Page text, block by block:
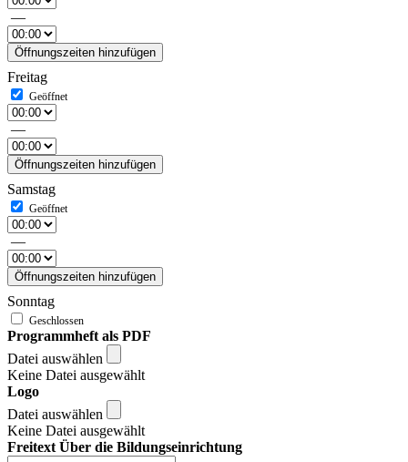
—
Öffnungszeiten hinzufügen
Freitag
—
Öffnungszeiten hinzufügen
Samstag
—
Öffnungszeiten hinzufügen
Sonntag
Programmheft als PDF
Datei auswählen
Keine Datei ausgewählt
Logo
Datei auswählen
Keine Datei ausgewählt
Freitext Über die Bildungseinrichtung